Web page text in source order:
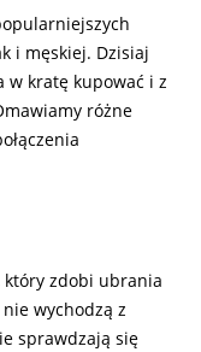
i męskiej. Dzisiaj
w kratę kupować i z
różne
zdobi ubrania
wychodzą z
sprawdzają się